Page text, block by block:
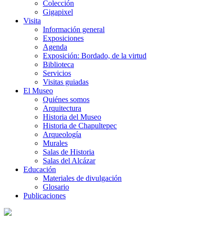
Colección
Gigapixel
Visita
Información general
Exposiciones
Agenda
Exposición: Bordado, de la virtud
Biblioteca
Servicios
Visitas guiadas
El Museo
Quiénes somos
Arquitectura
Historia del Museo
Historia de Chapultepec
Arqueología
Murales
Salas de Historia
Salas del Alcázar
Educación
Materiales de divulgación
Glosario
Publicaciones